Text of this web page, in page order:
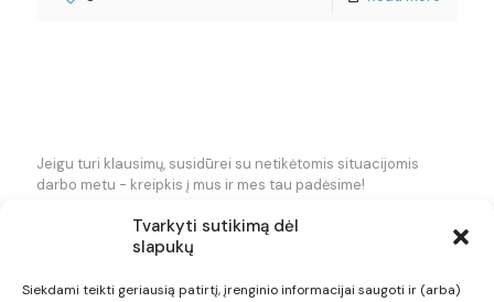
Tvarkyti sutikimą dėl
slapukų
Siekdami teikti geriausią patirtį, įrenginio informacijai saugoti ir (arba)
Jeigu turi klausimų, susidūrei su netikėtomis situacijomis
darbo metu - kreipkis į mus ir mes tau padėsime!